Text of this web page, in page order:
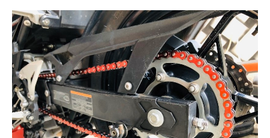
PHỤ
KIỆN
MOTOWOLF
KẸP
ĐIỆN
THOẠI
XE
MÁY